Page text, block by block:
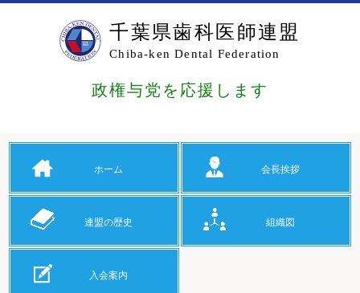
千葉県歯科医師連盟
Chiba-ken Dental Federation
政権与党を応援します
ホーム 会長挨拶
連盟の歴史 組織図
入会案内